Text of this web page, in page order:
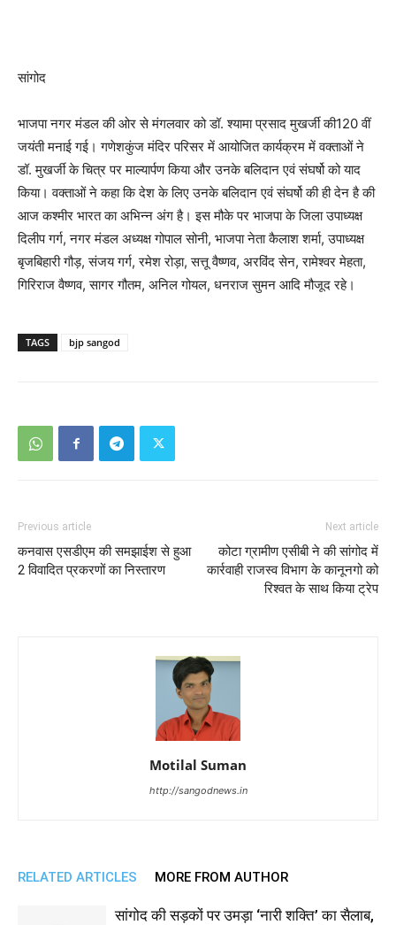
सांगोद
भाजपा नगर मंडल की ओर से मंगलवार को डॉ. श्यामा प्रसाद मुखर्जी की120 वीं
जयंती मनाई गई। गणेशकुंज मंदिर परिसर में आयोजित कार्यक्रम में वक्ताओं ने
डॉ. मुखर्जी के चित्र पर माल्यार्पण किया और उनके बलिदान एवं संघर्षो को याद
किया। वक्ताओं ने कहा कि देश के लिए उनके बलिदान एवं संघर्षो की ही देन है की
आज कश्मीर भारत का अभिन्न अंग है। इस मौके पर भाजपा के जिला उपाध्यक्ष
दिलीप गर्ग, नगर मंडल अध्यक्ष गोपाल सोनी, भाजपा नेता कैलाश शर्मा, उपाध्यक्ष
बृजबिहारी गौड़, संजय गर्ग, रमेश रोड़ा, सत्तू वैष्णव, अरविंद सेन, रामेश्वर मेहता,
गिरिराज वैष्णव, सागर गौतम, अनिल गोयल, धनराज सुमन आदि मौजूद रहे।
TAGS bjp sangod
Previous article
कनवास एसडीएम की समझाईश से हुआ
2 विवादित प्रकरणों का निस्तारण
Next article
कोटा ग्रामीण एसीबी ने की सांगोद में
कार्रवाही राजस्व विभाग के कानूनगो को
रिश्वत के साथ किया ट्रेप
Motilal Suman
http://sangodnews.in
RELATED ARTICLES MORE FROM AUTHOR
सांगोद की सड़कों पर उमड़ा ‘नारी शक्ति’ का सैलाब,